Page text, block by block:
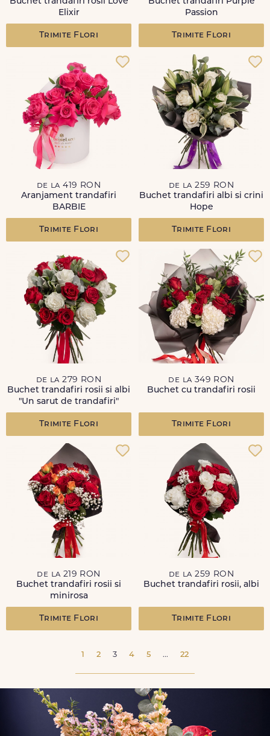
Elixir
Trimite Flori
Passion
Trimite Flori
de la 419 RON
Aranjament trandafiri
BARBIE
Trimite Flori
de la 259 RON
Buchet trandafiri albi si crini
Hope
Trimite Flori
de la 279 RON
Buchet trandafiri rosii si albi
"Un sarut de trandafiri"
Trimite Flori
de la 349 RON
Buchet cu trandafiri rosii
Trimite Flori
de la 219 RON
Buchet trandafiri rosii si
minirosa
Trimite Flori
de la 259 RON
Buchet trandafiri rosii, albi
Trimite Flori
1 2 3 4 5 ... 22